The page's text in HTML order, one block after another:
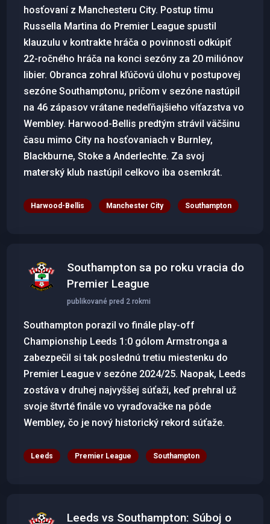
hosťovaní z Manchesteru City. Postup tímu
Russella Martina do Premier League spustil
klauzulu v kontrakte hráča o povinnosti odkúpiť
22-ročného hráča na konci sezóny za 20 miliónov
libier. Obranca zohral kľúčovú úlohu v postupovej
sezóne Southamptonu, pričom v sezóne nastúpil
na 46 zápasov vrátane nedeľňajšieho víťazstva vo
Wembley. Harwood-Bellis predtým strávil väčšinu
času mimo City na hosťovaniach v Burnley,
Blackburne, Stoke a Anderlechte. Za svoj
materský klub nastúpil celkovo iba osemkrát.
Harwood-Bellis Manchester City Southampton
Southampton sa po roku vracia do
Premier League
publikované pred 2 rokmi
Southampton porazil vo finále play-off
Championship Leeds 1:0 gólom Armstronga a
zabezpečil si tak poslednú tretiu miestenku do
Premier League v sezóne 2024/25. Naopak, Leeds
zostáva v druhej najvyššej súťaži, keď prehral už
svoje štvrté finále vo vyraďovačke na pôde
Wembley, čo je nový historický rekord súťaže.
Leeds Premier League Southampton
Leeds vs Southampton: Súboj o